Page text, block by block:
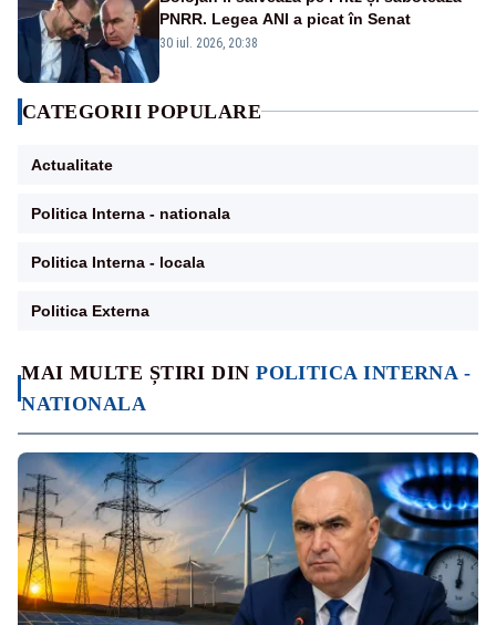
MAI MULTE ȘTIRI DINPOLITICA INTERNA -
NATIONALA
PNRR. Legea ANI a picat în Senat
30 iul. 2026, 20:38
CATEGORII POPULARE
Actualitate
Politica Interna - nationala
Politica Interna - locala
Politica Externa